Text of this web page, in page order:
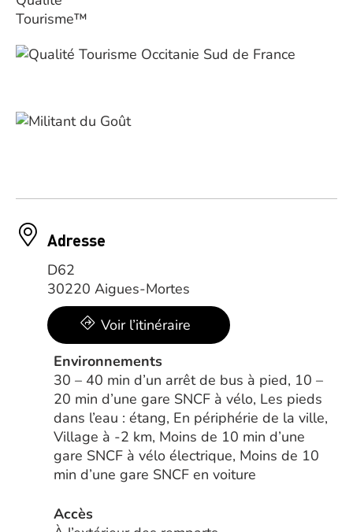
Adresse
D62
30220 Aigues-Mortes
Voir l’itinéraire
Environnements
30 – 40 min d’un arrêt de bus à pied, 10 –
20 min d’une gare SNCF à vélo, Les pieds
dans l’eau : étang, En périphérie de la ville,
Village à -2 km, Moins de 10 min d’une
gare SNCF à vélo électrique, Moins de 10
min d’une gare SNCF en voiture
Accès